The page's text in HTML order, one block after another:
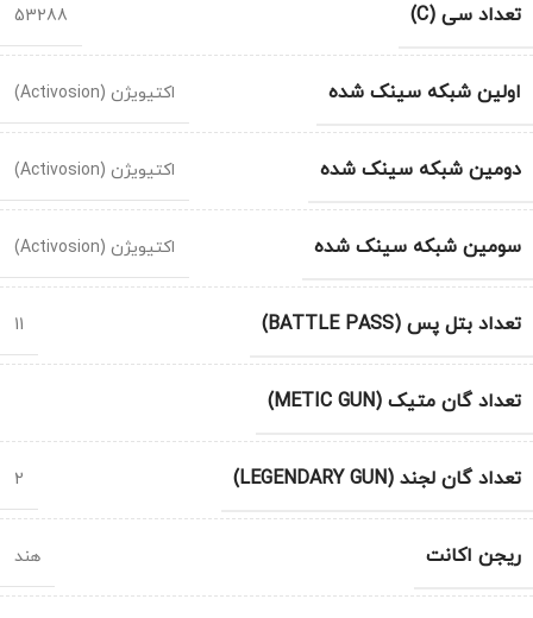
تعداد سی (C) 53288
اولین شبکه سینک شده اکتیویژن (Activosion)
دومین شبکه سینک شده اکتیویژن (Activosion)
سومین شبکه سینک شده اکتیویژن (Activosion)
تعداد بتل پس (BATTLE PASS) 11
تعداد گان متیک (METIC GUN)
تعداد گان لجند (LEGENDARY GUN) 2
ریجن اکانت هند